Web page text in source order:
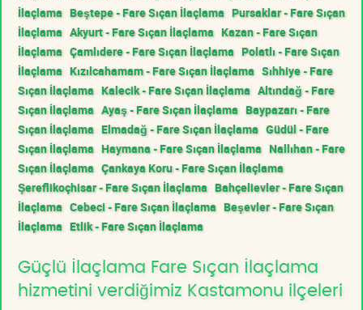
İlaçlama Beştepe - Fare Sıçan İlaçlama Pursaklar - Fare Sıçan
İlaçlama Akyurt - Fare Sıçan İlaçlama Kazan - Fare Sıçan
İlaçlama Çamlıdere - Fare Sıçan İlaçlama Polatlı - Fare Sıçan
İlaçlama Kızılcahamam - Fare Sıçan İlaçlama Sıhhiye - Fare
Sıçan İlaçlama Kalecik - Fare Sıçan İlaçlama Altındağ - Fare
Sıçan İlaçlama Ayaş - Fare Sıçan İlaçlama Baypazarı - Fare
Sıçan İlaçlama Elmadağ - Fare Sıçan İlaçlama Güdül - Fare
Sıçan İlaçlama Haymana - Fare Sıçan İlaçlama Nallıhan - Fare
Sıçan İlaçlama Çankaya Koru - Fare Sıçan İlaçlama
Şereflikoçhisar - Fare Sıçan İlaçlama Bahçelievler - Fare Sıçan
İlaçlama Cebeci - Fare Sıçan İlaçlama Beşevler - Fare Sıçan
İlaçlama Etlik - Fare Sıçan İlaçlama
Güçlü İlaçlama Fare Sıçan İlaçlama
hizmetini verdiğimiz Kastamonu ilçeleri